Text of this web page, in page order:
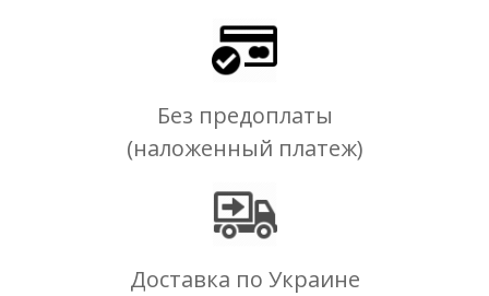
Без предоплаты
(наложенный платеж)
Доставка по Украине